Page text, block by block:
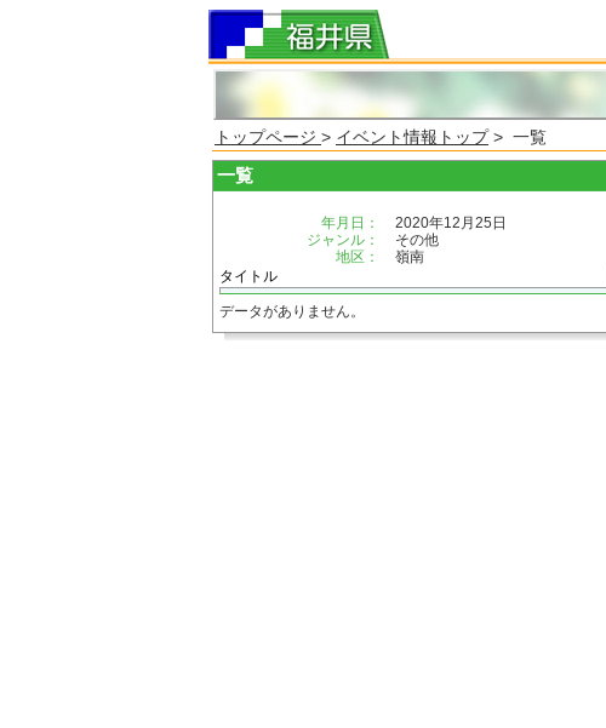
トップページ > イベント情報トップ> 一覧
一覧
年月日：
2020年12月25日
ジャンル：
その他
地区：
嶺南
タイトル
データがありません。